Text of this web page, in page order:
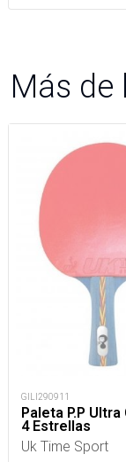
Más de
GILI290911
Paleta P.P
4 Estrellas
Uk Time Sport